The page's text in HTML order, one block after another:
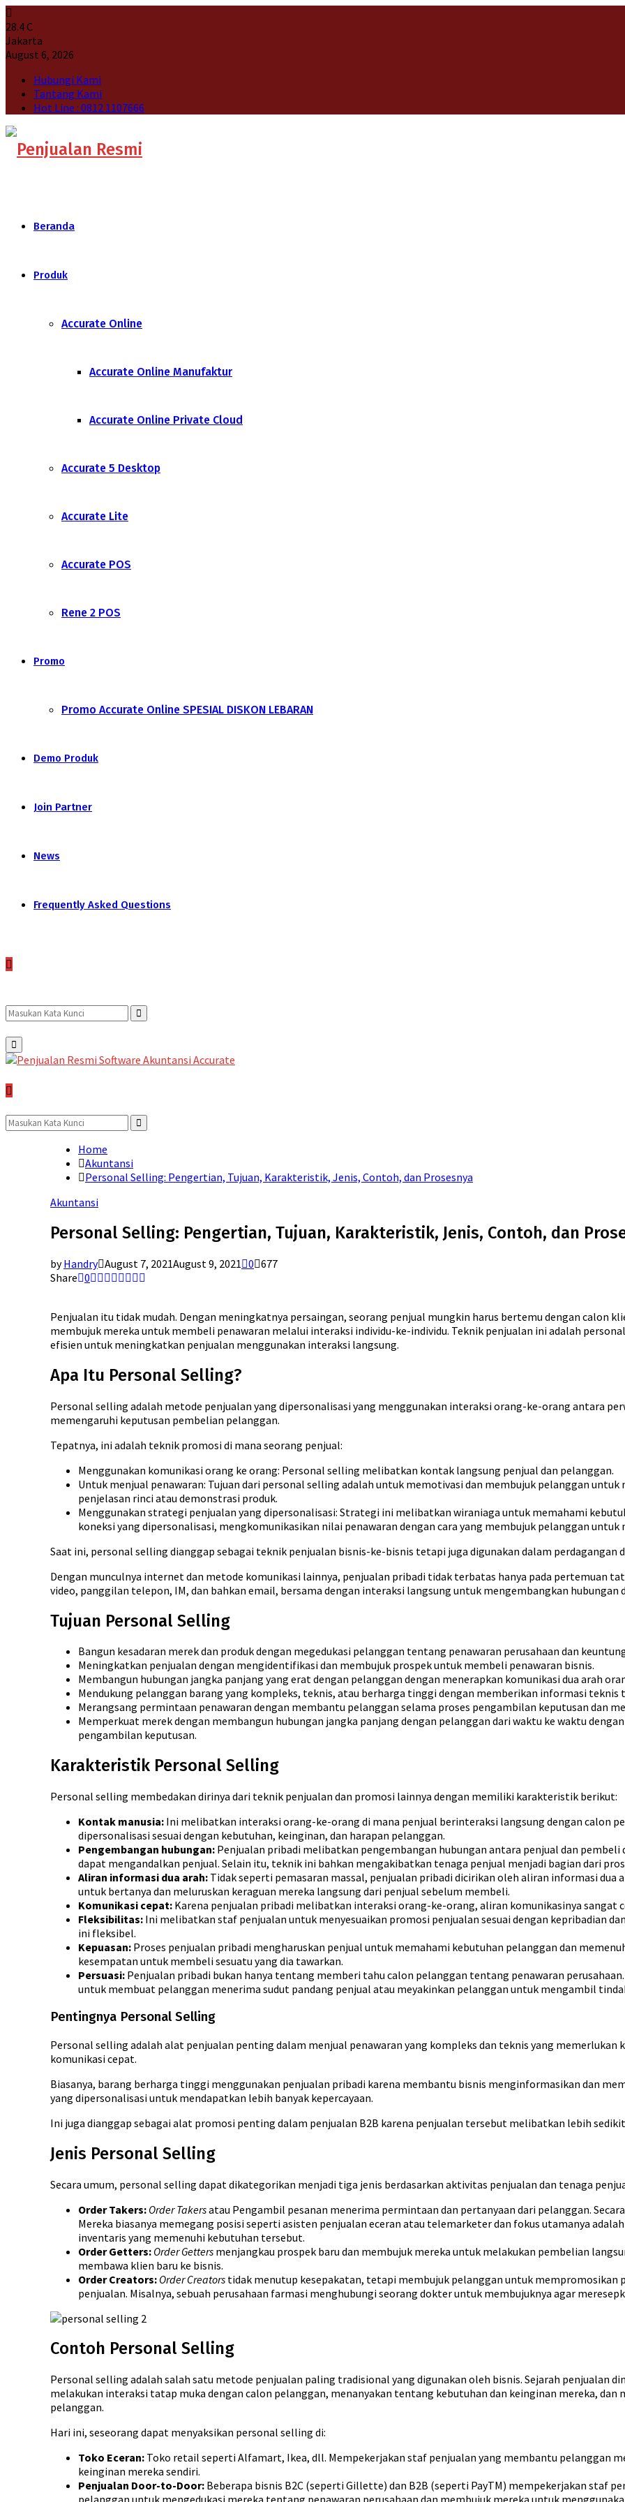
28.4C
Jakarta
August 6, 2026
Hubungi Kami
Tantang Kami
Hot Line : 0812 1107666
Beranda
Produk
Accurate Online
Accurate Online Manufaktur
Accurate Online Private Cloud
Accurate 5 Desktop
Accurate Lite
Accurate POS
Rene 2 POS
Promo
Promo Accurate Online SPESIAL DISKON LEBARAN
Demo Produk
Join Partner
News
Frequently Asked Questions
Search
for:
Search
Primary
Menu
Search
for:
Search
Home
Akuntansi
Personal Selling: Pengertian, Tujuan, Karakteristik, Jenis, Contoh, dan Prosesnya
Akuntansi
Personal Selling: Pengertian, Tujuan, Karakteristik, Jenis, Contoh, dan
byHandry August 7, 2021August 9, 2021 0 677
Share 0
Penjualan itu tidak mudah. Dengan meningkatnya persaingan, seorang penjual mungkin harus bertemu dengan calon
membujuk mereka untuk membeli penawaran melalui interaksi individu-ke-individu. Teknik penjualan ini adalah
efisien untuk meningkatkan penjualan menggunakan interaksi langsung.
Apa Itu Personal Selling?
Personal selling adalah metode penjualan yang dipersonalisasi yang menggunakan interaksi orang-ke-orang antara
memengaruhi keputusan pembelian pelanggan.
Tepatnya, ini adalah teknik promosi di mana seorang penjual:
Menggunakan komunikasi orang ke orang: Personal selling melibatkan kontak langsung penjual dan pelanggan.
Untuk menjual penawaran: Tujuan dari personal selling adalah untuk memotivasi dan membujuk pelanggan untuk
penjelasan rinci atau demonstrasi produk.
Menggunakan strategi penjualan yang dipersonalisasi: Strategi ini melibatkan wiraniaga untuk memahami
koneksi yang dipersonalisasi, mengkomunikasikan nilai penawaran dengan cara yang membujuk pelanggan untuk
Saat ini, personal selling dianggap sebagai teknik penjualan bisnis-ke-bisnis tetapi juga digunakan dalam perdagangan
Dengan munculnya internet dan metode komunikasi lainnya, penjualan pribadi tidak terbatas hanya pada pertemuan
video, panggilan telepon, IM, dan bahkan email, bersama dengan interaksi langsung untuk mengembangkan hubungan
Tujuan Personal Selling
Bangun kesadaran merek dan produk dengan megedukasi pelanggan tentang penawaran perusahaan dan
Meningkatkan penjualan dengan mengidentifikasi dan membujuk prospek untuk membeli penawaran bisnis.
Membangun hubungan jangka panjang yang erat dengan pelanggan dengan menerapkan komunikasi dua arah
Mendukung pelanggan barang yang kompleks, teknis, atau berharga tinggi dengan memberikan informasi teknis
Merangsang permintaan penawaran dengan membantu pelanggan selama proses pengambilan keputusan dan
Memperkuat merek dengan membangun hubungan jangka panjang dengan pelanggan dari waktu ke waktu
pengambilan keputusan.
Karakteristik Personal Selling
Personal selling membedakan dirinya dari teknik penjualan dan promosi lainnya dengan memiliki karakteristik berikut:
Kontak manusia: Ini melibatkan interaksi orang-ke-orang di mana penjual berinteraksi langsung dengan calon
dipersonalisasi sesuai dengan kebutuhan, keinginan, dan harapan pelanggan.
Pengembangan hubungan: Penjualan pribadi melibatkan pengembangan hubungan antara penjual dan pembeli
dapat mengandalkan penjual. Selain itu, teknik ini bahkan mengakibatkan tenaga penjual menjadi bagian dari
Aliran informasi dua arah: Tidak seperti pemasaran massal, penjualan pribadi dicirikan oleh aliran informasi dua
untuk bertanya dan meluruskan keraguan mereka langsung dari penjual sebelum membeli.
Komunikasi cepat: Karena penjualan pribadi melibatkan interaksi orang-ke-orang, aliran komunikasinya sangat
Fleksibilitas: Ini melibatkan staf penjualan untuk menyesuaikan promosi penjualan sesuai dengan kepribadian
ini fleksibel.
Kepuasan: Proses penjualan pribadi mengharuskan penjual untuk memahami kebutuhan pelanggan dan
kesempatan untuk membeli sesuatu yang dia tawarkan.
Persuasi: Penjualan pribadi bukan hanya tentang memberi tahu calon pelanggan tentang penawaran
untuk membuat pelanggan menerima sudut pandang penjual atau meyakinkan pelanggan untuk mengambil
Pentingnya Personal Selling
Personal selling adalah alat penjualan penting dalam menjual penawaran yang kompleks dan teknis yang memerlukan
komunikasi cepat.
Biasanya, barang berharga tinggi menggunakan penjualan pribadi karena membantu bisnis menginformasikan dan
yang dipersonalisasi untuk mendapatkan lebih banyak kepercayaan.
Ini juga dianggap sebagai alat promosi penting dalam penjualan B2B karena penjualan tersebut melibatkan lebih
Jenis Personal Selling
Secara umum, personal selling dapat dikategorikan menjadi tiga jenis berdasarkan aktivitas penjualan dan tenaga
Order Takers: Order Takersatau Pengambil pesanan menerima permintaan dan pertanyaan dari pelanggan.
Mereka biasanya memegang posisi seperti asisten penjualan eceran atau telemarketer dan fokus utamanya
inventaris yang memenuhi kebutuhan tersebut.
Order Getters: Order Getters menjangkau prospek baru dan membujuk mereka untuk melakukan pembelian
membawa klien baru ke bisnis.
Order Creators: Order Creators tidak menutup kesepakatan, tetapi membujuk pelanggan untuk mempromosikan
penjualan. Misalnya, sebuah perusahaan farmasi menghubungi seorang dokter untuk membujuknya agar
Contoh Personal Selling
Personal selling adalah salah satu metode penjualan paling tradisional yang digunakan oleh bisnis. Sejarah penjualan
melakukan interaksi tatap muka dengan calon pelanggan, menanyakan tentang kebutuhan dan keinginan mereka, dan
pelanggan.
Hari ini, seseorang dapat menyaksikan personal selling di:
Toko Eceran: Toko retail seperti Alfamart, Ikea, dll. Mempekerjakan staf penjualan yang membantu pelanggan
keinginan mereka sendiri.
Penjualan Door-to-Door: Beberapa bisnis B2C (seperti Gillette) dan B2B (seperti PayTM) mempekerjakan staf